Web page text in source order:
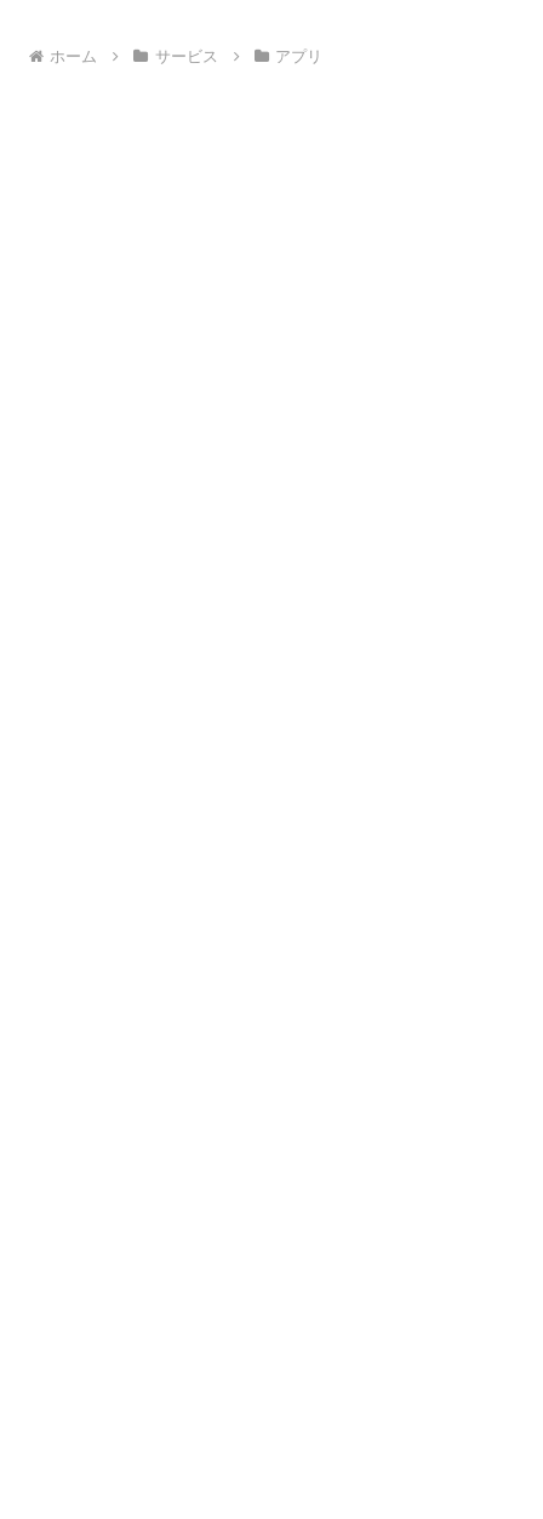
ホーム サービス アプリ